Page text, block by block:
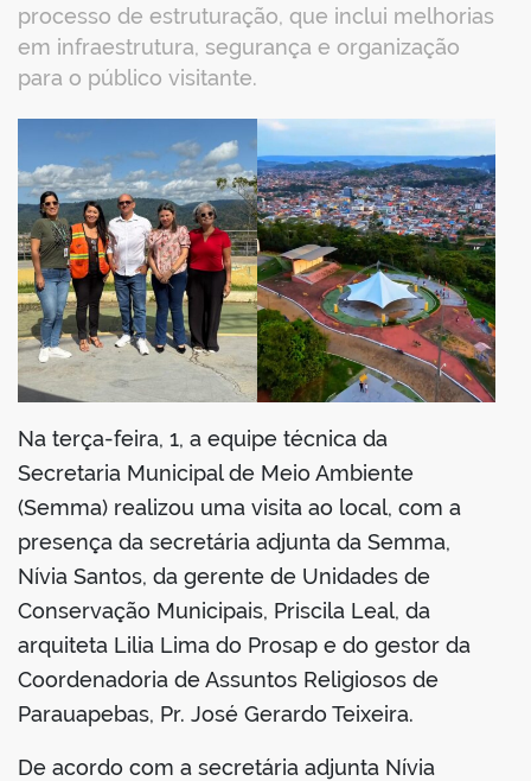
processo de estruturação, que inclui melhorias
em infraestrutura, segurança e organização
para o público visitante.
Na terça-feira, 1, a equipe técnica da
Secretaria Municipal de Meio Ambiente
(Semma) realizou uma visita ao local, com a
presença da secretária adjunta da Semma,
Nívia Santos, da gerente de Unidades de
Conservação Municipais, Priscila Leal, da
arquiteta Lilia Lima do Prosap e do gestor da
Coordenadoria de Assuntos Religiosos de
Parauapebas, Pr. José Gerardo Teixeira.
De acordo com a secretária adjunta Nívia